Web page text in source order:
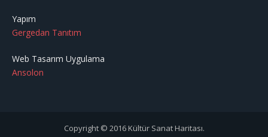
Yapım
Gergedan Tanıtım
Web Tasarım Uygulama
Ansolon
Copyright © 2016 Kültür Sanat Haritası.